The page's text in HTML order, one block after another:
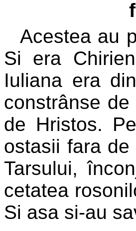
Acestea au
Si era
Iuliana era
constrânse
de Hristos.
ostasii fara
Tarsului,
cetatea
Si asa si-au